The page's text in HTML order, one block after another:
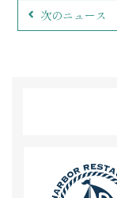
次のニュース